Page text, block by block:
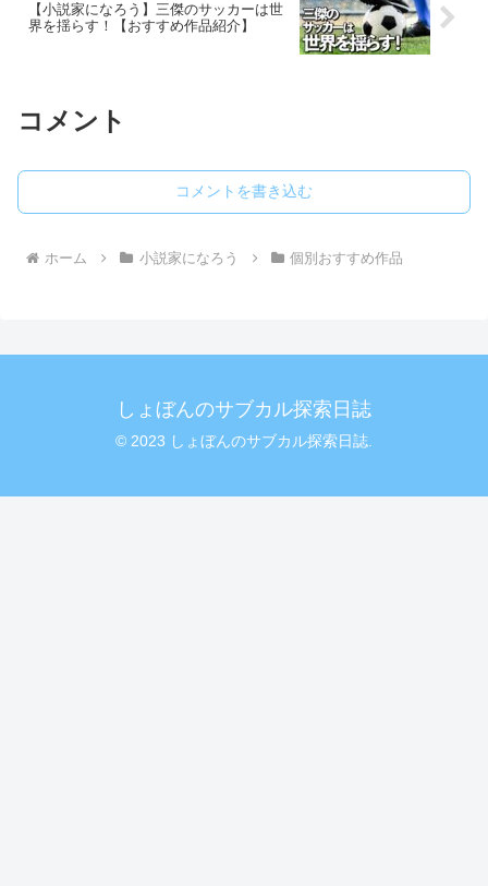
【小説家になろう】三傑のサッカーは世
界を揺らす！【おすすめ作品紹介】
コメント
コメントを書き込む
ホーム 小説家になろう 個別おすすめ作品
しょぼんのサブカル探索日誌
© 2023 しょぼんのサブカル探索日誌.